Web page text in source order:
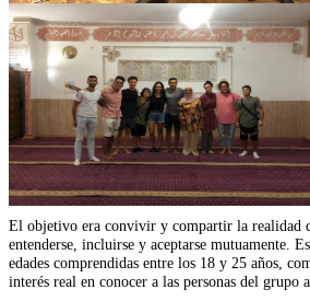
El objetivo era convivir y compartir la realidad
entenderse, incluirse y aceptarse mutuamente.
edades comprendidas entre los 18 y 25 años,
interés real en conocer a las personas del grupo